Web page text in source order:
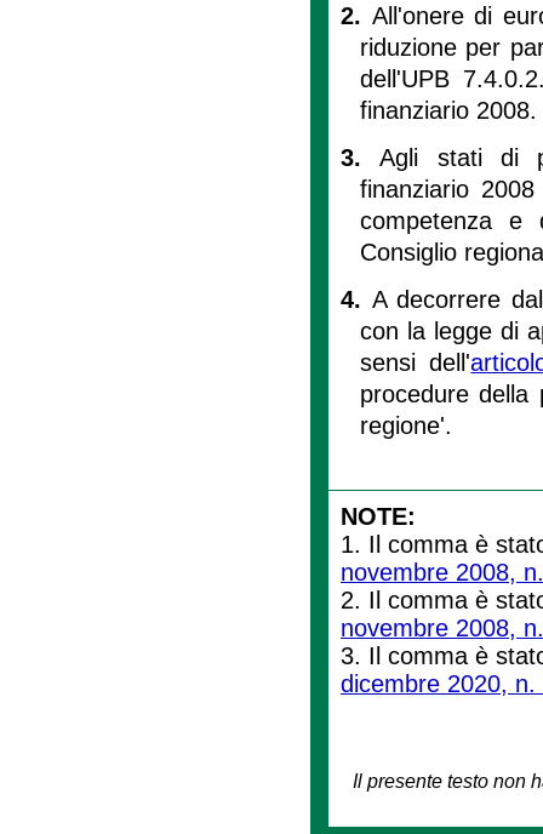
2. All'onere di
riduzione per
dell'UPB
finanziario 2008.
3.Agli stati di
finanziario
competenza e
Consiglio
4. A decorrere
con la legge di
sensi dell'
procedure della
regione'.
NOTE:
1. Il comma è
novembre 2008,
2. Il comma è
novembre 2008,
3. Il comma è
dicembre 2020, n.
Il presente testo non